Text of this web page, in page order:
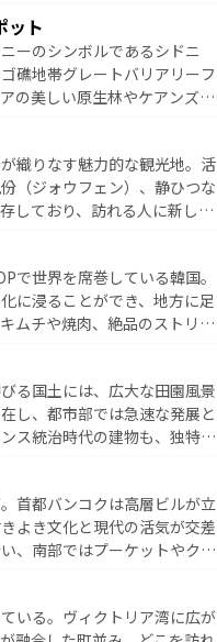
々を迎えてくれるハワイの
なフラダンスなど、すべて
待っているハワイを、存分に
参照してほしい。
ット
ーのシンボルであるシドニ
礁地帯グレートバリアリーフ
の美しい原生林やケアンズの
おり、サーフィンやダイビ
トラリアの多彩な魅力を存分
ツ一覧を参照してほしい。
織りなす魅力的な観光地。活
（ジォウフェン）、静ひつな
しており、訪れる人に新しい
ラエティ豊かな料理が味わ
い。
で世界を席巻している韓国。
に浸ることができ、地方に足
ムチや焼肉、絶品のストリー
彩な魅力を心ゆくまで味わっ
てほしい。
る国土には、広大な田園風景
し、都市部では急速な発展と
ス統治時代の建物も、独特の
ナムコーヒーなどは、ぜひ現
迎えてくれるので、きっと忘
ンツ一覧を参照してほし
首都バンコクは高層ビルが立
よき文化と現代の活気が交差
、南部ではプーケットやクラ
季節にも異なる楽しみが待
して多様な観光資源が、訪れ
いる。ヴィクトリア湾に広が